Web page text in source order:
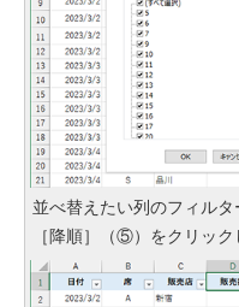
並べ替えたい列のフィル
［降順］（⑤）をクリック